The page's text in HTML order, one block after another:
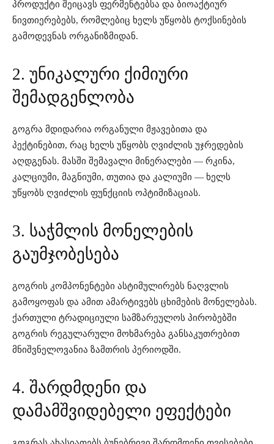
პროდუქტი შეიცავს ფერმენტებსა და ბიოაქტიურ
ნივთიერებებს, რომლებიც ხელს უწყობს ტოქსინების
გამოდევნას ორგანიზმიდან.
2. უნიკალური ქიმიური
შემადგენლობა
გოგრა მდიდარია ორგანული მჟავებითა და
პექტინებით, რაც ხელს უწყობს ღვიძლის უჯრედების
აღდგენას. მასში შემავალი მინერალები — რკინა,
კალციუმი, მაგნიუმი, თუთია და კალიუმი — ხელს
უწყობს ღვიძლის ფუნქციის ოპტიმიზაციას.
3. საჭმლის მონელების
გაუმჯობესება
გოგრის კომპონენტები ასტიმულირებს ნაღვლის
გამოყოფას და ამით ამარტივებს ცხიმების მონელებას.
ქართული ტრადიციული სამზარეულოს პირობებში
გოგრის რეგულარული მოხმარება განსაკუთრებით
მნიშვნელოვანია ზამთრის პერიოდში.
4. შარდმდენი და
დამამშვიდებელი ეფექტები